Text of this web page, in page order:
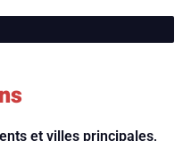
et villes principales,